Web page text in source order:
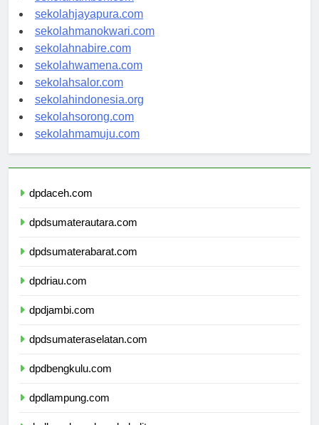
sekolahambon.com
sekolahjayapura.com
sekolahmanokwari.com
sekolahnabire.com
sekolahwamena.com
sekolahsalor.com
sekolahindonesia.org
sekolahsorong.com